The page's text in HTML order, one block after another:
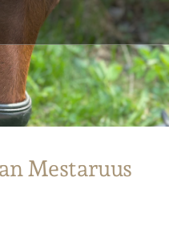
Ratsastajat
Mestaruus